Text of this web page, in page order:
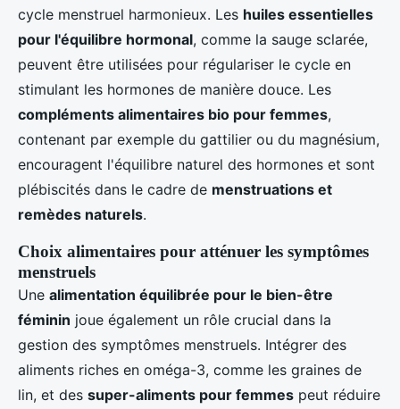
cycle menstruel harmonieux. Les huiles essentielles
pour l'équilibre hormonal, comme la sauge sclarée,
peuvent être utilisées pour régulariser le cycle en
stimulant les hormones de manière douce. Les
compléments alimentaires bio pour femmes,
contenant par exemple du gattilier ou du magnésium,
encouragent l'équilibre naturel des hormones et sont
plébiscités dans le cadre de menstruations et
remèdes naturels.
Choix alimentaires pour atténuer les symptômes
menstruels
Une alimentation équilibrée pour le bien-être
féminin joue également un rôle crucial dans la
gestion des symptômes menstruels. Intégrer des
aliments riches en oméga-3, comme les graines de
lin, et des super-aliments pour femmes peut réduire